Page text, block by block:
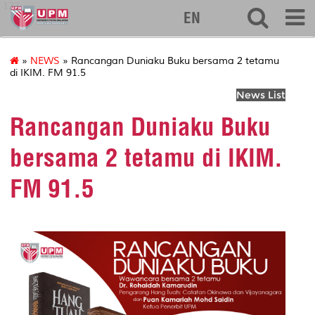
127
EN
» NEWS » Rancangan Duniaku Buku bersama 2 tetamu
di IKIM. FM 91.5
News List
Rancangan Duniaku Buku
bersama 2 tetamu di IKIM.
FM 91.5